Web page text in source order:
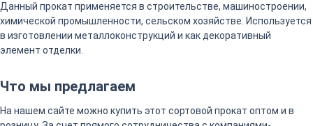
Данный прокат применяется в строительстве, машиностроении,
химической промышленности, сельском хозяйстве. Используется
в изготовлении металлоконструкций и как декоративный
элемент отделки.
Что мы предлагаем
На нашем сайте можно купить этот сортовой прокат оптом и в